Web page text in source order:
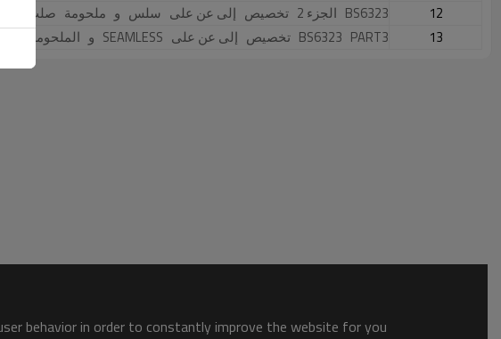
12
BS6323 الجزء 2 تخصيص إلى عن على سلس و ملحومة صلب
13
BS6323 PART3 تخصيص إلى عن على و الملحومة
behavior in order to constantly improve the website for you.